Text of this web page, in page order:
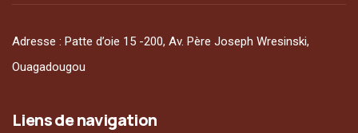
Adresse : Patte d’oie 15 -200, Av. Père Joseph Wresinski,
Ouagadougou
Liens de navigation